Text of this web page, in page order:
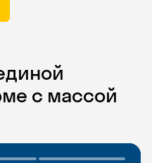
с массой